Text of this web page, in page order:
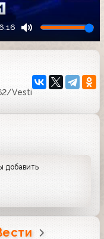
Vesti
добавить